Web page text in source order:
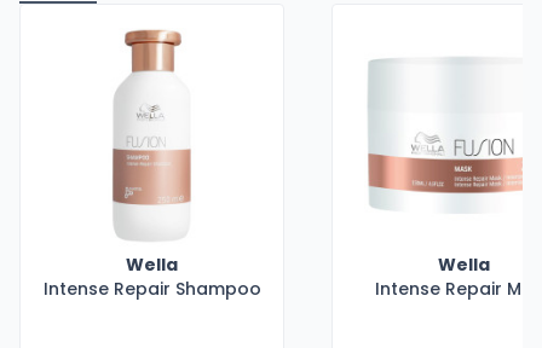
Wella
Intense Repair Shampoo
Wella
Intense Repair